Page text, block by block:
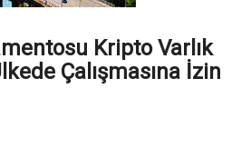
Kripto Varlık
Çalışmasına İzin